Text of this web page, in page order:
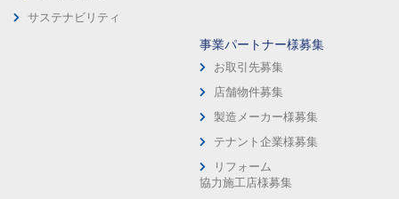
サステナビリティ
事業パートナー様募集
お取引先募集
店舗物件募集
製造メーカー様募集
テナント企業様募集
リフォーム
協力施工店様募集